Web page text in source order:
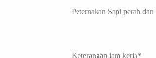
Peternakan Sapi perah
Keterangan jam kerja*